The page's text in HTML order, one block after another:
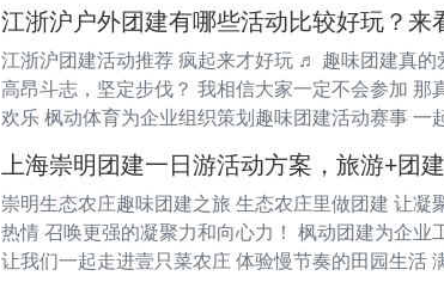
江浙沪户外团建有哪些活动比较好玩？
江浙沪团建活动推荐 疯起来才好玩 ♬ 趣味团建真
高昂斗志，坚定步伐？ 我相信大家一定不会参加
欢乐 枫动体育为企业组织策划趣味团建活动赛事 一
上海崇明团建一日游活动方案，旅游+团
崇明生态农庄趣味团建之旅 生态农庄里做团建 让
热情 召唤更强的凝聚力和向心力！ 枫动团建为企业
让我们一起走进壹只菜农庄 体验慢节奏的田园生活